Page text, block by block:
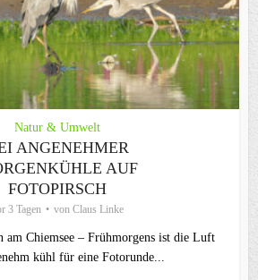
Natur & Umwelt
ANGENEHMER
AUF
FOTOPIRSCH
3 Tagen von Claus Linke
am Chiemsee – Frühmorgens ist die Luft
kühl für eine Fotorunde...